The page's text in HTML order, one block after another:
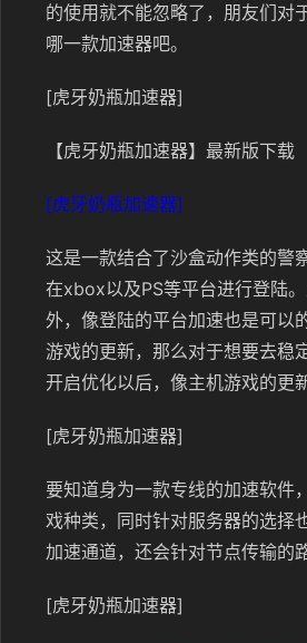
的使用就不能忽略了，朋友们对
哪一款加速器吧。
[虎牙奶瓶加速器]
【虎牙奶瓶加速器】最新版下载
[虎牙奶瓶加速器]
这是一款结合了沙盒动作类的警
在xbox以及PS等平台进行登陆
外，像登陆的平台加速也是可以
游戏的更新，那么对于想要去稳
开启优化以后，像主机游戏的更
[虎牙奶瓶加速器]
要知道身为一款专线的加速软件
戏种类，同时针对服务器的选择
加速通道，还会针对节点传输的
[虎牙奶瓶加速器]